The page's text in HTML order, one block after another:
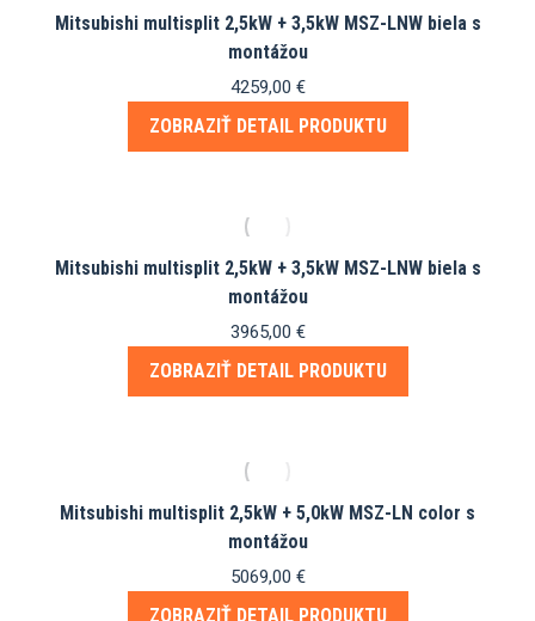
Mitsubishi multisplit 2,5kW + 3,5kW MSZ-LNW biela s
montážou
4259,00 €
ZOBRAZIŤ DETAIL PRODUKTU
Mitsubishi multisplit 2,5kW + 3,5kW MSZ-LNW biela s
montážou
3965,00 €
ZOBRAZIŤ DETAIL PRODUKTU
Mitsubishi multisplit 2,5kW + 5,0kW MSZ-LN color s
montážou
5069,00 €
ZOBRAZIŤ DETAIL PRODUKTU